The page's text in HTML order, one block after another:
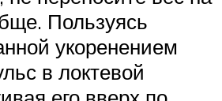
Пользуясь
укоренением
в локтевой